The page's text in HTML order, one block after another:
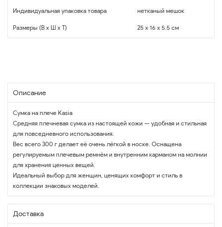
Индивидуальная упаковка товара нетканый мешок
Размеры (В x Ш x Т) 25 x 16 x 5.5 см
Описание
Сумка на плече Kasia
Средняя плечневая сумка из настоящей кожи — удобная и стильная
для повседневного использования.
Вес всего 300 г делает её очень лёгкой в носке. Оснащена
регулируемым плечевым ремнём и внутренним карманом на молнии
для хранения ценных вещей.
Идеальный выбор для женщин, ценящих комфорт и стиль в
коллекции знаковых моделей.
Доставка